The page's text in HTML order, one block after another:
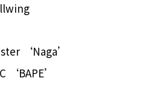
‘Naga’
‘BAPE’